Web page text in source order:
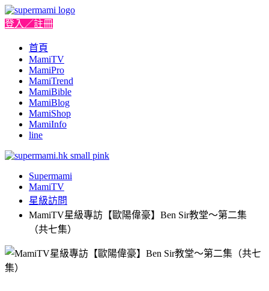
登入／註冊
首頁
MamiTV
MamiPro
MamiTrend
MamiBible
MamiBlog
MamiShop
MamiInfo
line
Supermami
MamiTV
星級訪問
MamiTV星級專訪【歐陽偉豪】Ben Sir教堂～第二集
（共七集）